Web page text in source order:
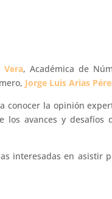
Vera, Académica de
Jorge Luis Arias
conocer la opinión
avances y desafíos
interesadas en asistir